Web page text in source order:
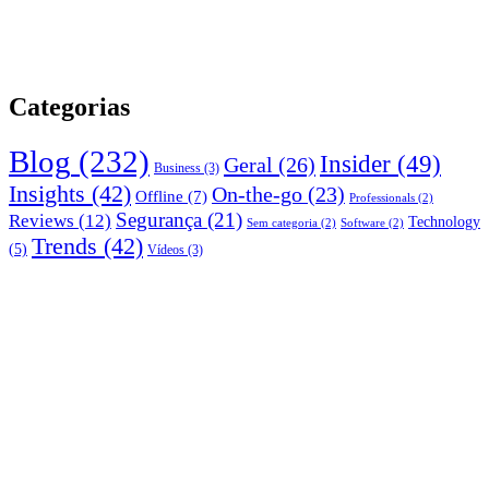
Categorias
Blog (232) Business (3) Geral (26) Insider (49)
Insights (42) Offline (7) On-the-go (23) Professionals (2)
Reviews (12) Segurança (21) Sem categoria (2) Software (2) Technology
(5) Trends (42) Vídeos (3)